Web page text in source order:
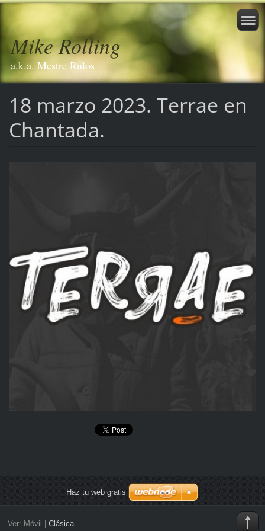
Mike Rolling
a.k.a. Mestre Rulos
18 marzo 2023. Terrae en
Chantada.
Haz tu web gratis
Ver: Móvil | Clásica